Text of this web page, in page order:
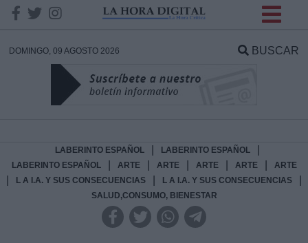
DOMINGO, 09 AGOSTO 2026 BUSCAR
LABERINTO ESPAÑOL LABERINTO ESPAÑOL
LABERINTO ESPAÑOL ARTE ARTE ARTE ARTE ARTE
L A I.A. Y SUS CONSECUENCIAS L A I.A. Y SUS CONSECUENCIAS
SALUD,CONSUMO, BIENESTAR
DATOS
Responsable: